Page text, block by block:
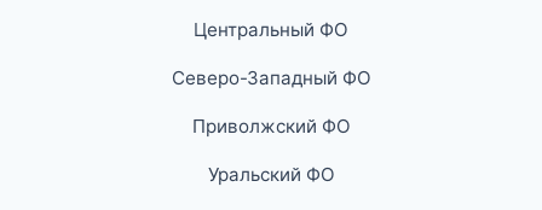
Центральный ФО
Северо-Западный ФО
Приволжский ФО
Уральский ФО